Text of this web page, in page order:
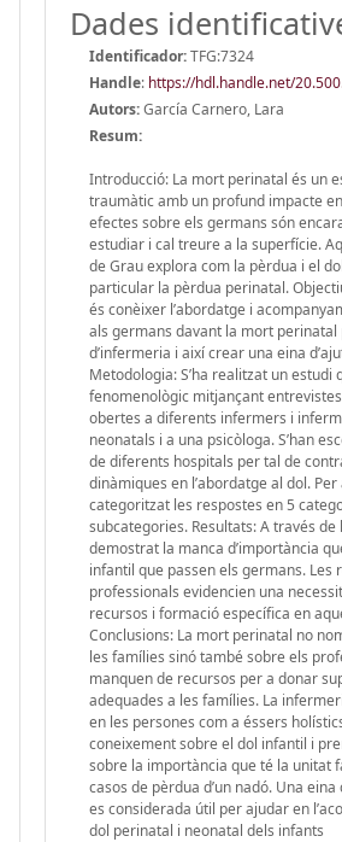
Dades
Identificador:TFG:7324
Handle: https://hdl.handle.net/
Autors:García Carnero, Lara
Resum:
Introducció: La mort perinatal és un
traumàtic amb un profund impacte
efectes sobre els germans són
estudiar i cal treure a la superfície.
de Grau explora com la pèrdua i el
particular la pèrdua perinatal.
és conèixer l’abordatge i
als germans davant la mort perinatal
d’infermeria i així crear una eina
Metodologia: S’ha realitzat un estudi
fenomenològic mitjançant
obertes a diferents infermers i
neonatals i a una psicòloga. S’han
de diferents hospitals per tal de
dinàmiques en l’abordatge al dol. Per
categoritzat les respostes en 5
subcategories. Resultats: A través de
demostrat la manca d’importància
infantil que passen els germans. Les
professionals evidencien una
recursos i formació específica en
Conclusions: La mort perinatal no
les famílies sinó també sobre els
manquen de recursos per a donar
adequades a les famílies. La
en les persones com a éssers
coneixement sobre el dol infantil i
sobre la importància que té la unitat
casos de pèrdua d’un nadó. Una
es considerada útil per ajudar en
dol perinatal i neonatal dels infants